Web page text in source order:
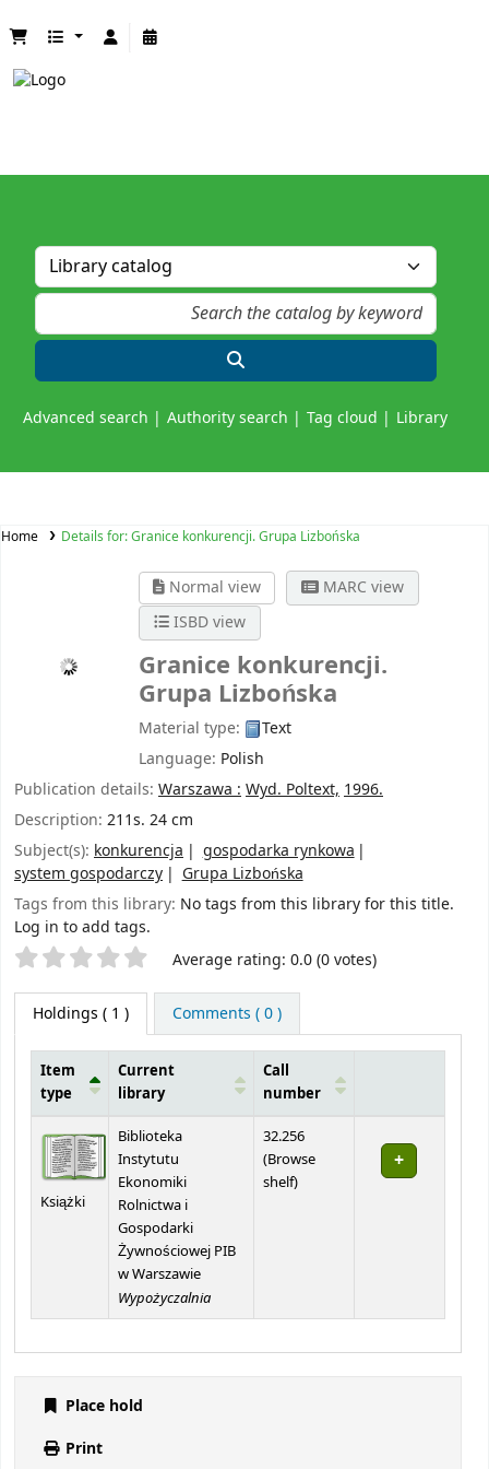
Advanced search Authority search Tag cloud Library
Home Details for:Granice konkurencji. Grupa Lizbońska
Normal view
MARC view
ISBD view
Granice konkurencji.
Grupa Lizbońska
Material type:
Text
Language: Polish
Publication details: Warszawa : Wyd. Poltext, 1996.
Description: 211s. 24 cm
Subject(s): konkurencja
gospodarka rynkowa
system gospodarczy
Grupa Lizbońska
Tags from this library: No tags from this library for this title.
Log in to add tags.
Star ratings Average rating: 0.0 (0 votes)
Holdings ( 1 ) Comments ( 0 )
Item
type
Current
library
Call
number
Książki
Biblioteka
Instytutu
Ekonomiki
Rolnictwa i
Gospodarki
Żywnościowej PIB
w Warszawie
Wypożyczalnia
32.256
(Browse
shelf(Opens below)
)
Place hold
Print